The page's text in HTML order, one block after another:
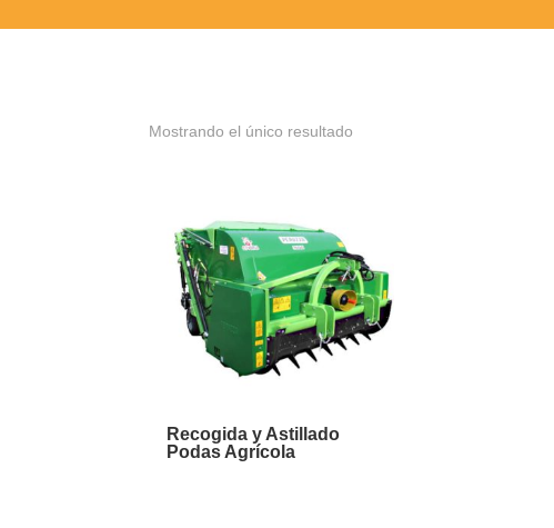
Mostrando el único resultado
Recogida y Astillado
Podas Agrícola